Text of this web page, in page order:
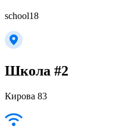
school18
Школа #2
Кирова 83